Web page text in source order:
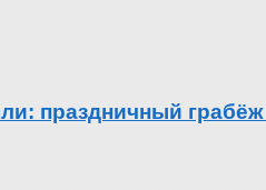
праздничный